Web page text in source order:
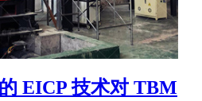
EICP 技术对 TBM